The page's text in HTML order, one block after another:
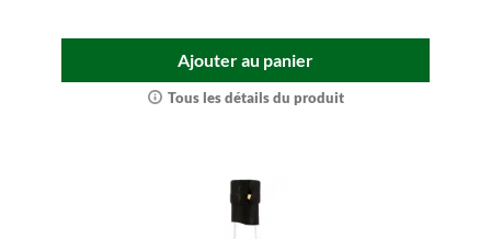
Ajouter au panier
Tous les détails du produit